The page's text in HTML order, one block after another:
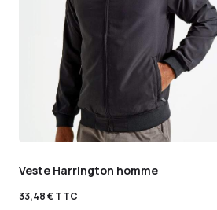
Veste Harrington homme
33,48€TTC